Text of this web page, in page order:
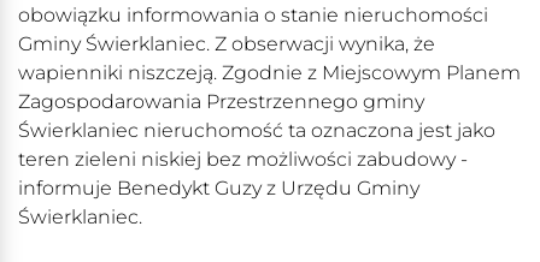
obowiązku informowania o stanie nieruchomości
Gminy Świerklaniec. Z obserwacji wynika, że
wapienniki niszczeją. Zgodnie z Miejscowym Planem
Zagospodarowania Przestrzennego gminy
Świerklaniec nieruchomość ta oznaczona jest jako
teren zieleni niskiej bez możliwości zabudowy -
informuje Benedykt Guzy z Urzędu Gminy
Świerklaniec.